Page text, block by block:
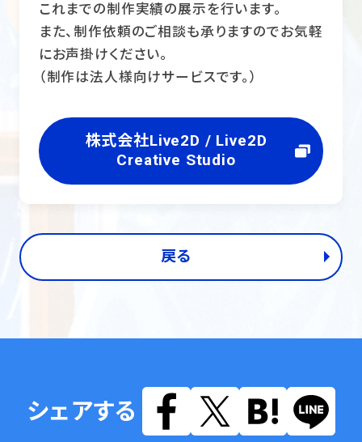
これまでの制作実績の展示を行います。
また、制作依頼のご相談も承りますのでお気軽
にお声掛けください。
（制作は法人様向けサービスです。）
株式会社Live2D / Live2D
Creative Studio
戻る
シェアする